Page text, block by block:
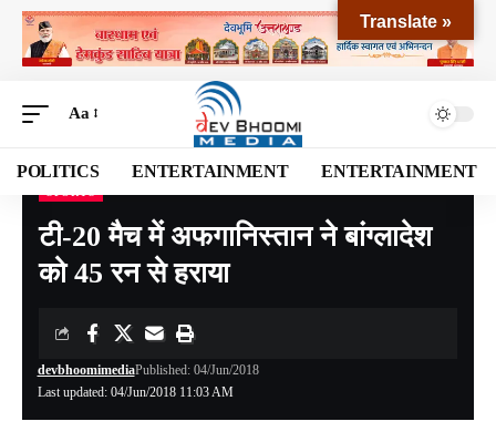
Aa
POLITICS ENTERTAINMENT ENTERTAINMENT
Devbhoomi Media>Blog >SPORTS>टी-20 मैच में अफगानिस्तान ने बांग्लादेश को 45 रन से हराया
टी-20 मैच में अफगानिस्तान ने बांग्लादेश
को 45 रन से हराया
Last updated: 04/Jun/2018 11:03 AM
devbhoomimediaPublished: 04/Jun/2018
Translate »